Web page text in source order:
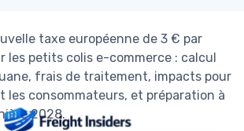
taxe européenne de 3 € par
les petits colis e-commerce : calcul
frais de traitement, impacts pour
les consommateurs, et préparation à
2028.